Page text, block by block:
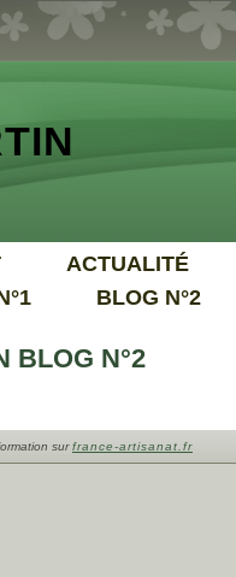
ACTUALITÉ
BLOG N°2
BLOG N°2
surfrance-artisanat.fr